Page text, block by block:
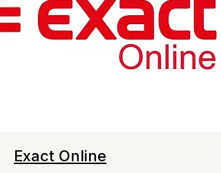
Exact Online